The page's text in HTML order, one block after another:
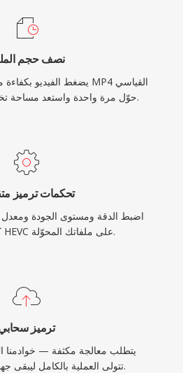
يظل راسخاً بعمق في البنية
نصف حجم
مع H.264. حوّل مرة واحدة واستعد مساحة تخزين كبيرة.
تحكمات ترميز
اضبط الدقة ومستوى الجودة
كفاءة من ترميز HEVC على ملفاتك المحوّلة.
ترميز
تتولى العملية بالكامل ليبقى جهازك سريعاً وخفيفاً.